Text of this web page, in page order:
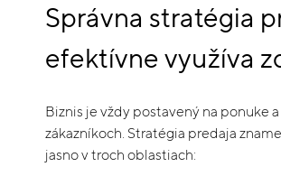
Správna stratégia
efektívne využíva
Biznis je vždy postavený na ponuke a
zákazníkoch. Stratégia predaja
jasno v troch oblastiach: